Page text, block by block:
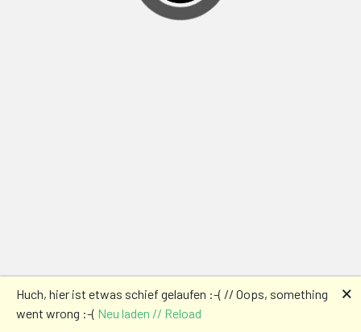
Huch, hier ist etwas schief gelaufen :-( // Oops, something
went wrong :-( Neu laden // Reload
🗙